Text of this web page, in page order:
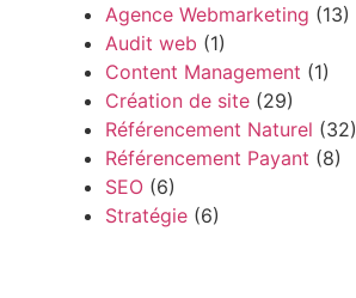
Agence Webmarketing (13)
Audit web (1)
Content Management (1)
Création de site(29)
Référencement Naturel (32)
Référencement Payant (8)
SEO(6)
Stratégie(6)